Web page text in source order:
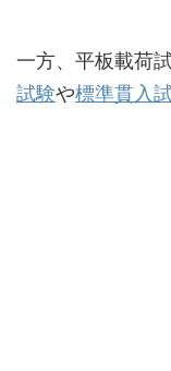
一方、平板載荷
試験や標準貫入